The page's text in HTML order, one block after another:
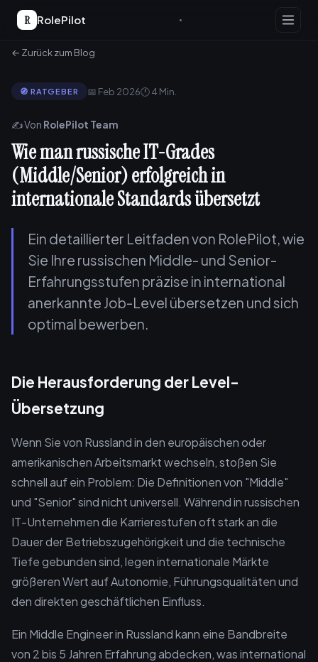
R RolePilot
← Zurück zum Blog
🧭 RATGEBER 📅 Feb 2026🕐 4 Min.
✍️ Von RolePilot Team
Wie man russische IT-Grades
(Middle/Senior) erfolgreich in
internationale Standards übersetzt
Ein detaillierter Leitfaden von RolePilot, wie
Sie Ihre russischen Middle- und Senior-
Erfahrungsstufen präzise in international
anerkannte Job-Level übersetzen und sich
optimal bewerben.
Die Herausforderung der Level-
Übersetzung
Wenn Sie von Russland in den europäischen oder
amerikanischen Arbeitsmarkt wechseln, stoßen Sie
schnell auf ein Problem: Die Definitionen von "Middle"
und "Senior" sind nicht universell. Während in russischen
IT-Unternehmen die Karrierestufen oft stark an die
Dauer der Betriebszugehörigkeit und die technische
Tiefe gebunden sind, legen internationale Märkte
größeren Wert auf Autonomie, Führungsqualitäten und
den direkten geschäftlichen Einfluss.
Ein Middle Engineer in Russland kann eine Bandbreite
von 2 bis 5 Jahren Erfahrung abdecken, was international